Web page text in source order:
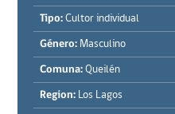
Tipo: Cultor individual
Género: Masculino
Comuna: Queilén
Region: Los Lagos